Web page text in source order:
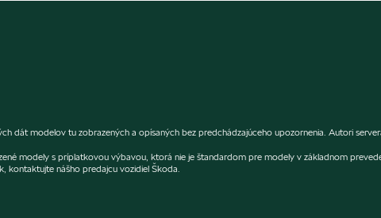
dát modelov tu zobrazených a opísaných bez predchádzajúceho upozornenia. Autori
modely s príplatkovou výbavou, ktorá nie je štandardom pre modely v základnom
kontaktujte nášho predajcu vozidiel Škoda.